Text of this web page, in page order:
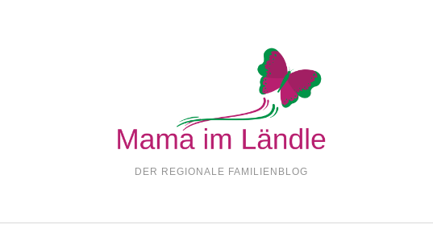
DER REGIONALE FAMILIENBLOG